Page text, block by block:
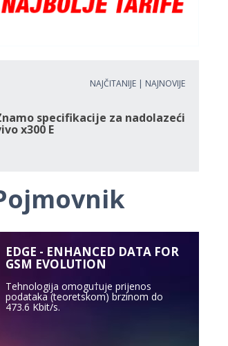
NAJČITANIJE | NAJNOVIJE
specifikacije za nadolazeći
x300 E
EDGE - ENHANCED DATA FOR
GSM EVOLUTION
Tehnologija omogu†uje prijenos
podataka (teoretskom) brzinom do
473.6 Kbit/s.